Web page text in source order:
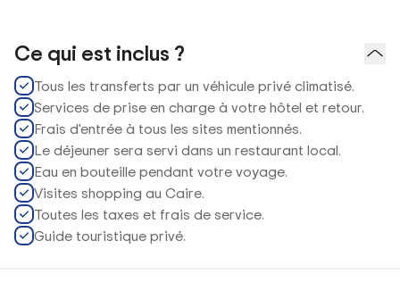
Ce qui est inclus ?
Tous les transferts par un véhicule privé climatisé.
Services de prise en charge à votre hôtel et retour.
Frais d'entrée à tous les sites mentionnés.
Le déjeuner sera servi dans un restaurant local.
Eau en bouteille pendant votre voyage.
Visites shopping au Caire.
Toutes les taxes et frais de service.
Guide touristique privé.